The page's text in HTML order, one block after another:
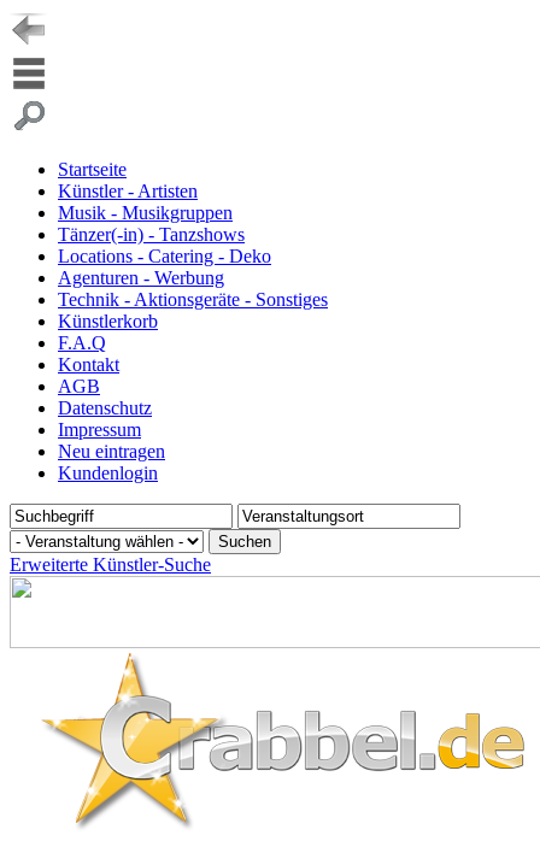
Startseite
Künstler - Artisten
Musik - Musikgruppen
Tänzer(-in) - Tanzshows
Locations - Catering - Deko
Agenturen - Werbung
Technik - Aktionsgeräte - Sonstiges
Künstlerkorb
F.A.Q
Kontakt
AGB
Datenschutz
Impressum
Neu eintragen
Kundenlogin
Erweiterte Künstler-Suche